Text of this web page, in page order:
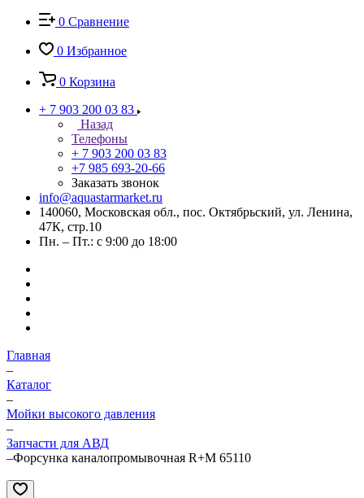
0 Сравнение
0 Избранное
0 Корзина
+ 7 903 200 03 83
Назад
Телефоны
+ 7 903 200 03 83
+7 985 693-20-66
Заказать звонок
info@aquastarmarket.ru
140060, Московская обл., пос. Октябрьский, ул. Ленина,
47К, стр.10
Пн. – Пт.: с 9:00 до 18:00
Главная
–
Каталог
–
Мойки высокого давления
–
Запчасти для АВД
–Форсунка каналопромывочная R+M 65110